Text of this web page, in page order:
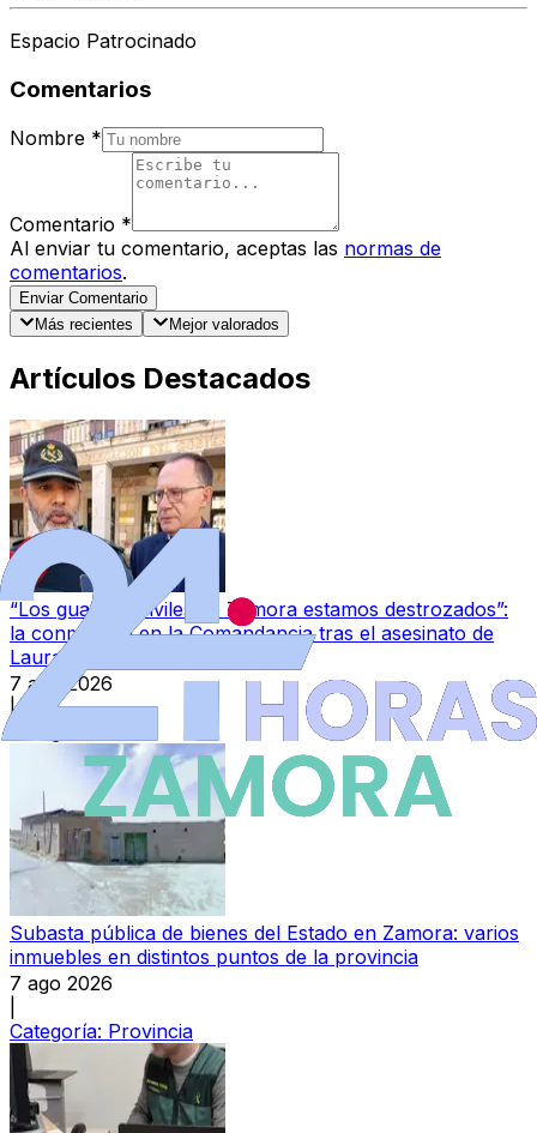
Espacio Patrocinado
Comentarios
Nombre *
Comentario *
Al enviar tu comentario, aceptas las normas de
comentarios.
Enviar Comentario
Más recientes
Mejor valorados
Artículos Destacados
“Los guardias civiles de Zamora estamos destrozados”:
la conmoción en la Comandancia tras el asesinato de
Laura
7 ago 2026
|
Subasta pública de bienes del Estado en Zamora: varios
inmuebles en distintos puntos de la provincia
7 ago 2026
Categoría: Provincia